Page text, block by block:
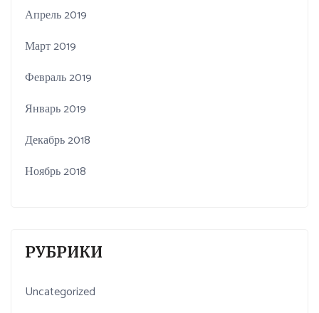
Апрель 2019
Март 2019
Февраль 2019
Январь 2019
Декабрь 2018
Ноябрь 2018
РУБРИКИ
Uncategorized